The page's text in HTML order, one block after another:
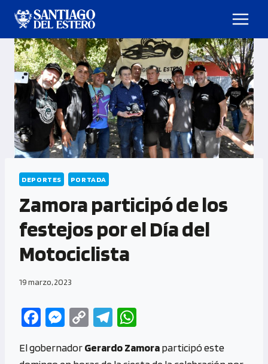
DEPORTES PORTADA
Zamora participó de los
festejos por el Día del
Motociclista
19 marzo, 2023
Fa
b
M
se
C
py
Te
gr at
El gobernadorGerardo Zamoraparticipó este